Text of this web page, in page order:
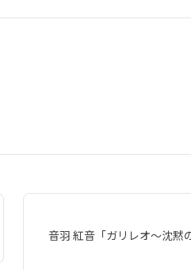
音羽 紅音「ガリレオ〜沈黙